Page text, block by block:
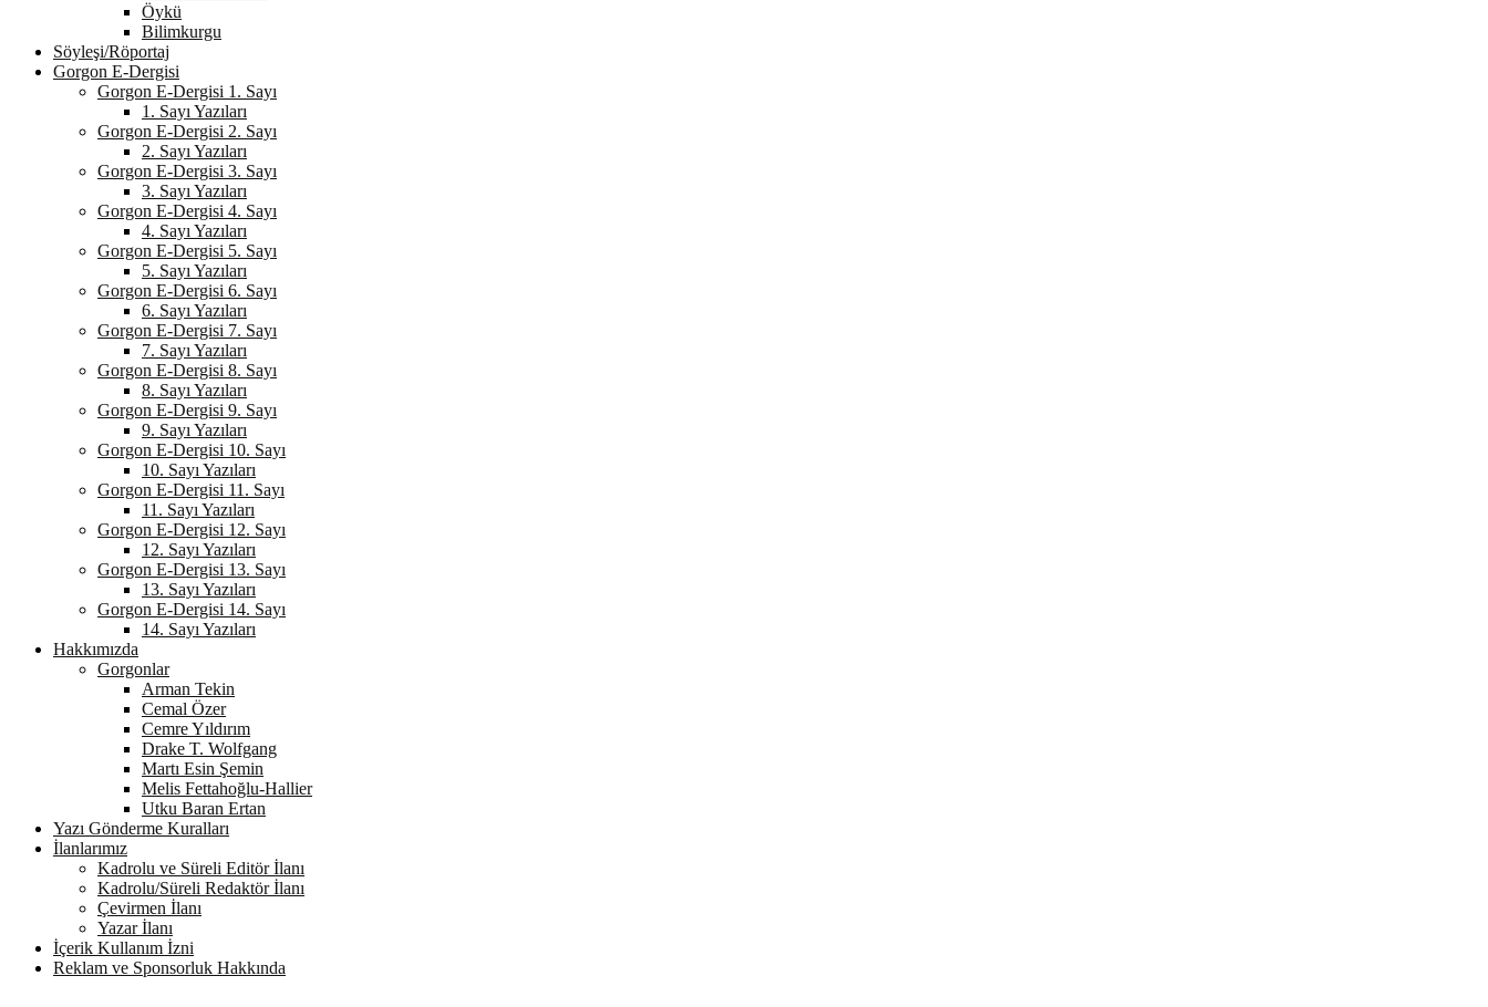
Öykü
Bilimkurgu
Söyleşi/Röportaj
Gorgon E-Dergisi
Gorgon E-Dergisi 1. Sayı
1. Sayı Yazıları
Gorgon E-Dergisi 2. Sayı
2. Sayı Yazıları
Gorgon E-Dergisi 3. Sayı
3. Sayı Yazıları
Gorgon E-Dergisi 4. Sayı
4. Sayı Yazıları
Gorgon E-Dergisi 5. Sayı
5. Sayı Yazıları
Gorgon E-Dergisi 6. Sayı
6. Sayı Yazıları
Gorgon E-Dergisi 7. Sayı
7. Sayı Yazıları
Gorgon E-Dergisi 8. Sayı
8. Sayı Yazıları
Gorgon E-Dergisi 9. Sayı
9. Sayı Yazıları
Gorgon E-Dergisi 10. Sayı
10. Sayı Yazıları
Gorgon E-Dergisi 11. Sayı
11. Sayı Yazıları
Gorgon E-Dergisi 12. Sayı
12. Sayı Yazıları
Gorgon E-Dergisi 13. Sayı
13. Sayı Yazıları
Gorgon E-Dergisi 14. Sayı
14. Sayı Yazıları
Hakkımızda
Gorgonlar
Arman Tekin
Cemal Özer
Cemre Yıldırım
Drake T. Wolfgang
Martı Esin Şemin
Melis Fettahoğlu-Hallier
Utku Baran Ertan
Yazı Gönderme Kuralları
İlanlarımız
Kadrolu ve Süreli Editör İlanı
Kadrolu/Süreli Redaktör İlanı
Çevirmen İlanı
Yazar İlanı
İçerik Kullanım İzni
Reklam ve Sponsorluk Hakkında